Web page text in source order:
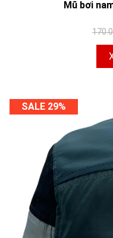
Mũ bơi
SALE 29%